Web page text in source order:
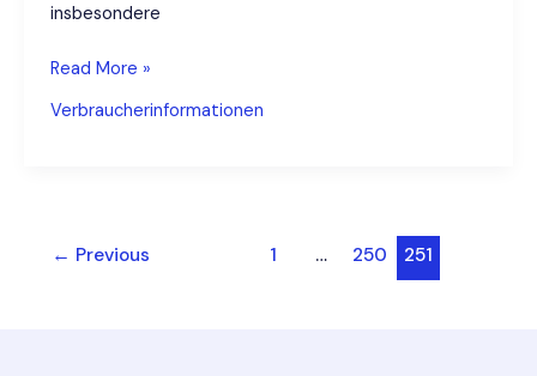
insbesondere
Google
Read More »
Verbraucherinformationen
← Previous 1 … 250 251